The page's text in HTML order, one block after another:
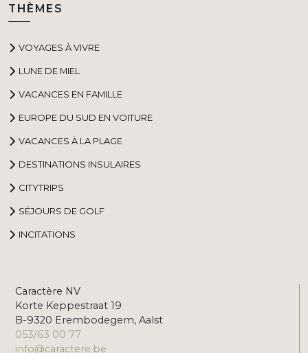
THÈMES
VOYAGES À VIVRE
LUNE DE MIEL
VACANCES EN FAMILLE
EUROPE DU SUD EN VOITURE
VACANCES À LA PLAGE
DESTINATIONS INSULAIRES
CITYTRIPS
SÉJOURS DE GOLF
INCITATIONS
Caractère NV
Korte Keppestraat 19
B-9320 Erembodegem, Aalst
053/63 00 77
info@caractere.be